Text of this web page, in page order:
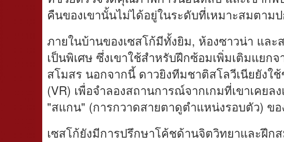
คืนของเขานั้นไม่ได้อยู่ในระดับที่เหมาะสมตาม
ภายในบ้านของเซสโก้มีทั้งยิม, ห้องซาวน่า แล
เป็นพิเศษ ซึ่งเขาใช้สำหรับฝึกซ้อมเพิ่มเติมแยก
สโมสร นอกจากนี้ ดาวยิงทีมชาติสโลวีเนียยังใ
(VR) เพื่อจำลองสถานการณ์จากเกมที่เขาเคยล
"สแกน" (การกวาดสายตาดูตำแหน่งรอบตัว) ขอ
เซสโก้ยังมีการปรึกษาโค้ชด้านจิตวิทยาและฝึกส